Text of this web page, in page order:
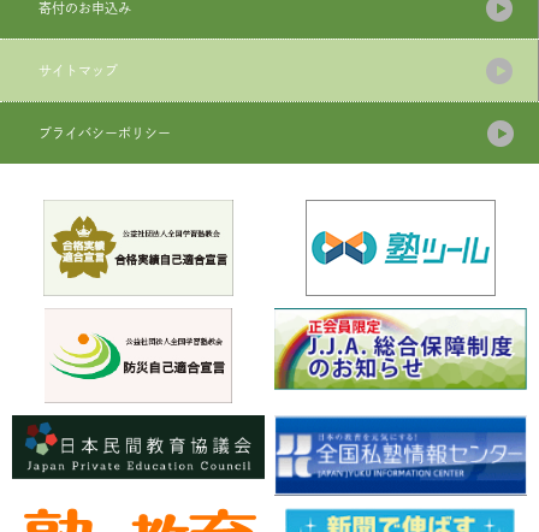
寄付のお申込み
サイトマップ
プライバシーポリシー